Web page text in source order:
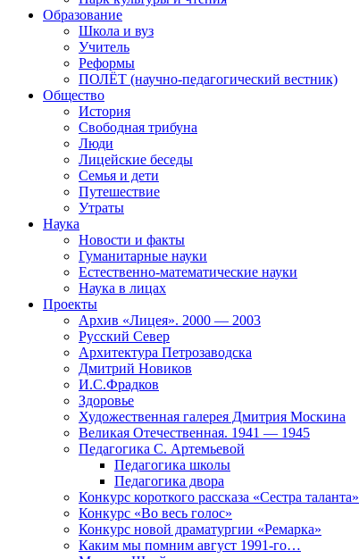
Образование
Школа и вуз
Учитель
Реформы
ПОЛЁТ (научно-педагогический вестник)
Общество
История
Свободная трибуна
Люди
Лицейские беседы
Семья и дети
Путешествие
Утраты
Наука
Новости и факты
Гуманитарные науки
Естественно-математические науки
Наука в лицах
Проекты
Архив «Лицея». 2000 — 2003
Русский Север
Архитектура Петрозаводска
Дмитрий Новиков
И.С.Фрадков
Здоровье
Художественная галерея Дмитрия Москина
Великая Отечественная. 1941 — 1945
Педагогика С. Артемьевой
Педагогика школы
Педагогика двора
Конкурс короткого рассказа «Сестра таланта»
Конкурс «Во весь голос»
Конкурс новой драматургии «Ремарка»
Каким мы помним август 1991-го…